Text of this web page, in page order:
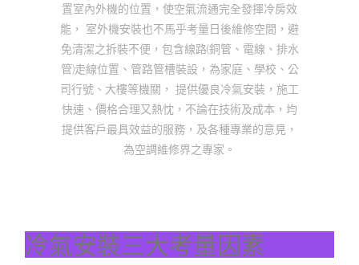
置室內外機的位置，使空氣流通完全發揮冷房效
能， 室外機安裝也不馬乎考量日後維修空間，避
免清潔之拆裝不便，包含線路(銅管、電線、排水
管)走線位置、管路管槽裝設，為家庭、學校、公
司行號、大樓等機關， 提供優良冷氣安裝，施工
快速、價格合理又熱忱，不論在技術及成本，均
提供客戶最具效益的服務，及各種專業的意見，
為空調維修界之專家。
冷氣安裝三大考量因素